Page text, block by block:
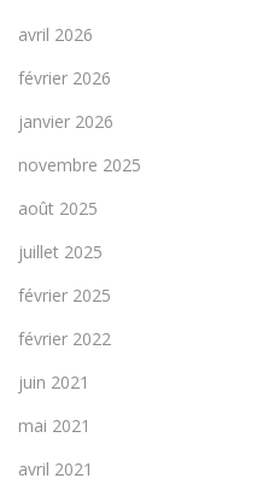
avril 2026
février 2026
janvier 2026
novembre 2025
août 2025
juillet 2025
février 2025
février 2022
juin 2021
mai 2021
avril 2021